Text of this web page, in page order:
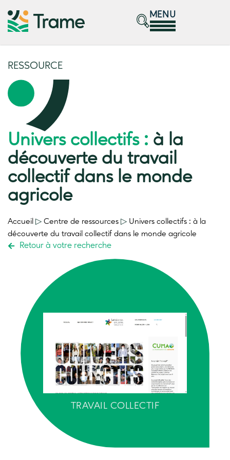
MENU
RESSOURCE
Univers collectifs : à la
découverte du travail
collectif dans le monde
agricole
Accueil ▷ Centre de ressources ▷ Univers collectifs : à la
découverte du travail collectif dans le monde agricole
Retour à votre recherche
TRAVAIL COLLECTIF